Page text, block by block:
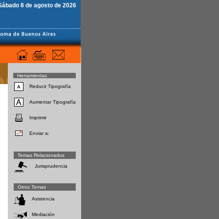
8 de agosto de 2026
Herramientas
Reducir Tipografía
Aumentar Tipografía
Imprimir
Enviar a:
Temas Relacionados
Jurisprudencia
Otros Temas
Asistencia
Mediación